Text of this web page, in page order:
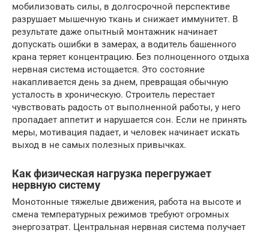
мобилизовать силы, в долгосрочной перспективе
разрушает мышечную ткань и снижает иммунитет. В
результате даже опытный монтажник начинает
допускать ошибки в замерах, а водитель башенного
крана теряет концентрацию. Без полноценного отдыха
нервная система истощается. Это состояние
накапливается день за днем, превращая обычную
усталость в хроническую. Строитель перестает
чувствовать радость от выполненной работы, у него
пропадает аппетит и нарушается сон. Если не принять
меры, мотивация падает, и человек начинает искать
выход в не самых полезных привычках.
Как физическая нагрузка перегружает
нервную систему
Монотонные тяжелые движения, работа на высоте и
смена температурных режимов требуют огромных
энергозатрат. Центральная нервная система получает